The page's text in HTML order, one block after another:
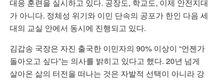
대응 훈련을 실시하고 있다. 공장도, 학교도, 이제 안전지대
가 아니다. 정체성 위기와 이민 단속의 공포가 한인 다음 세
대의 교실 안에서 동시에 진행되고 있다.
김갑송 국장은 자진 출국한 이민자의 90% 이상이 “언젠가
돌아오고 싶다”는 의사를 밝히고 있다고 했다. 20년 넘게
살아온 삶의 터전을 떠나는 것은 자발적 선택이 아니라 강